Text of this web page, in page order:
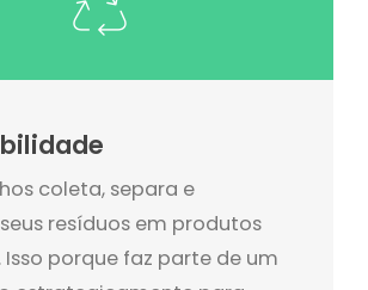
coleta, separa e
resíduos em produtos
porque faz parte de um